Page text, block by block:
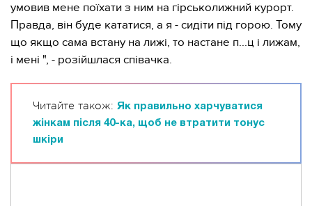
умовив мене поїхати з ним на гірськолижний курорт.
Правда, він буде кататися, а я - сидіти під горою. Тому
що якщо сама встану на лижі, то настане п...ц і лижам,
і мені ", - розійшлася співачка.
Читайте також: Як правильно харчуватися
жінкам після 40-ка, щоб не втратити тонус
шкіри